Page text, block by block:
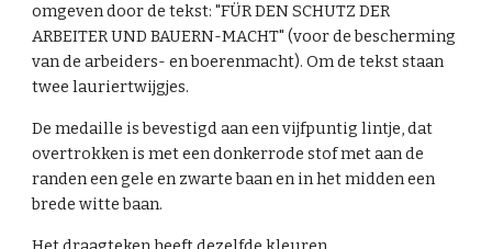
omgeven door de tekst: "FÜR DEN SCHUTZ DER
ARBEITER UND BAUERN-MACHT" (voor de bescherming
van de arbeiders- en boerenmacht). Om de tekst staan
twee lauriertwijgjes.
De medaille is bevestigd aan een vijfpuntig lintje, dat
overtrokken is met een donkerrode stof met aan de
randen een gele en zwarte baan en in het midden een
brede witte baan.